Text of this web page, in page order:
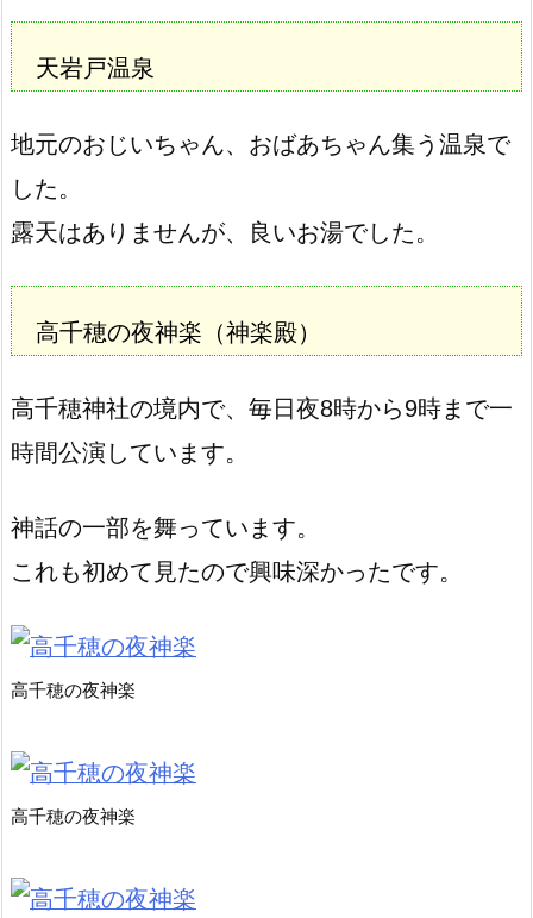
天岩戸温泉
地元のおじいちゃん、おばあちゃん集う温泉で
した。
露天はありませんが、良いお湯でした。
高千穂の夜神楽（神楽殿）
高千穂神社の境内で、毎日夜8時から9時まで一
時間公演しています。
神話の一部を舞っています。
これも初めて見たので興味深かったです。
高千穂の夜神楽
高千穂の夜神楽